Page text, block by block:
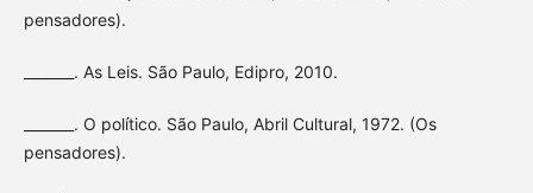
pensadores).
_______. As Leis. São Paulo, Edipro, 2010.
_______. O político. São Paulo, Abril Cultural, 1972. (Os
pensadores).